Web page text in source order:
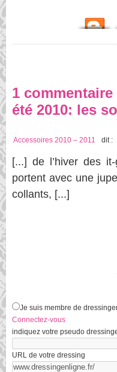
1
été 2010: les
Accessoires 2010 – 2011 dit :
[...] de l’hiver des
portent avec une
collants, [...]
Je suis membre de
Connectez-vous
indiquez votre pseudo
URL de votre dressing